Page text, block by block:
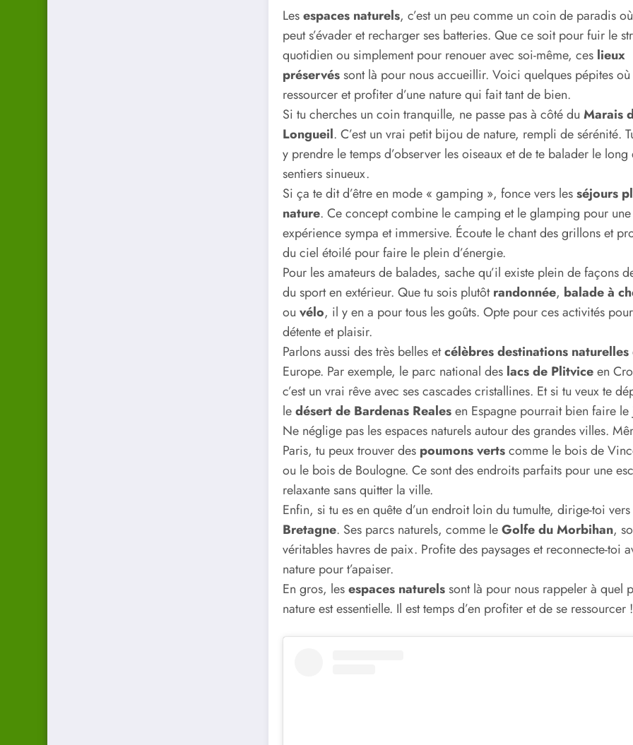
Lesespaces naturels, c’est un peu comme un coin de paradis
peut s’évader et recharger ses batteries. Que ce soit pour fuir le
quotidien ou simplement pour renouer avec soi-même, ces lieux
préservéssont là pour nous accueillir. Voici quelques pépites où
ressourcer et profiter d’une nature qui fait tant de bien.
Si tu cherches un coin tranquille, ne passe pas à côté du Marais
Longueil. C’est un vrai petit bijou de nature, rempli de sérénité.
y prendre le temps d’observer les oiseaux et de te balader le long
sentiers sinueux.
Si ça te dit d’être en mode « gamping », fonce vers lesséjours
nature. Ce concept combine le camping et le glamping pour une
expérience sympa et immersive. Écoute le chant des grillons et
du ciel étoilé pour faire le plein d’énergie.
Pour les amateurs de balades, sache qu’il existe plein de façons
du sport en extérieur. Que tu sois plutôtrandonnée, balade à
ou vélo, il y en a pour tous les goûts. Opte pour ces activités
détente et plaisir.
Parlons aussi des très belles etcélèbres destinations naturelles
Europe. Par exemple, le parc national des lacs de Plitviceen
c’est un vrai rêve avec ses cascades cristallines. Et si tu veux te
ledésert de Bardenas Realesen Espagne pourrait bien faire le
Ne néglige pas les espaces naturels autour des grandes villes.
Paris, tu peux trouver des poumons vertscomme le bois de
ou le bois de Boulogne. Ce sont des endroits parfaits pour une
relaxante sans quitter la ville.
Enfin, si tu es en quête d’un endroit loin du tumulte, dirige-toi vers
Bretagne. Ses parcs naturels, comme leGolfe du Morbihan,
véritables havres de paix. Profite des paysages et reconnecte-toi
nature pour t’apaiser.
En gros, lesespaces naturelssont là pour nous rappeler à quel
nature est essentielle. Il est temps d’en profiter et de se ressourcer !